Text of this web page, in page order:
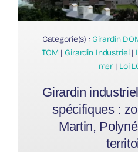
Categorie(s) : Girardin
TOM | Girardin Industriel|
mer | Loi
Girardin
spécifiques :
Martin,